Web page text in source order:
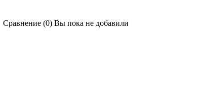
Сравнение (0)Вы пока не добавили